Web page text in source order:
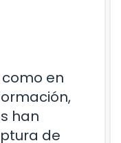
en
han
de